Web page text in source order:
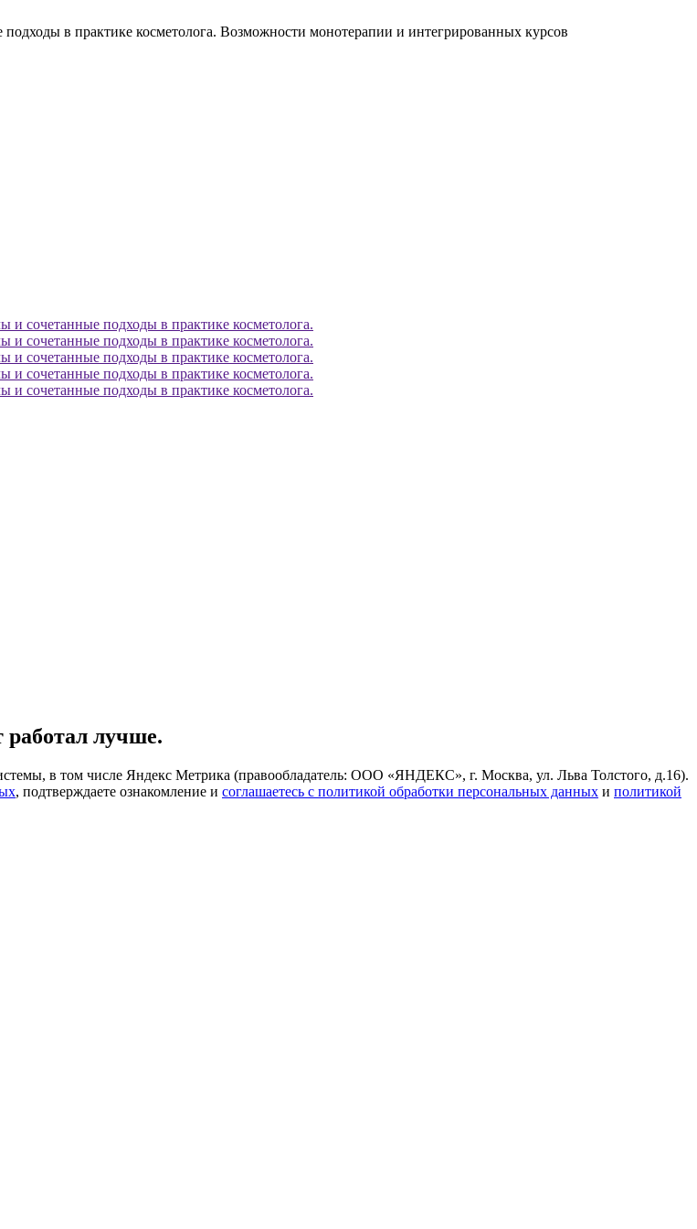
в практике косметолога. Возможности монотерапии и интегрированных курсов
сочетанные подходы в практике косметолога.
сочетанные подходы в практике косметолога.
сочетанные подходы в практике косметолога.
сочетанные подходы в практике косметолога.
сочетанные подходы в практике косметолога.
работал лучше.
в том числе Яндекс Метрика (правообладатель: ООО «ЯНДЕКС», г. Москва, ул. Льва Толстого, д.16).
, подтверждаете ознакомление и соглашаетесь с политикой обработки персональных данных и политикой